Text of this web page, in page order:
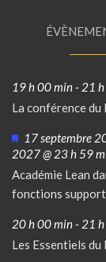
19 h 00 min- 21
La conférence
Mis
en
avant
17 septembre
2027 @ 23 h 59
Académie Lean
fonctions
20 h 00 min- 21
Les Essentiels